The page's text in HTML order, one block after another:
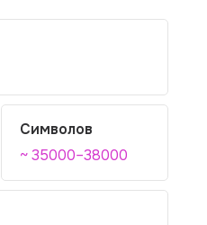
Символов
~ 35000–38000